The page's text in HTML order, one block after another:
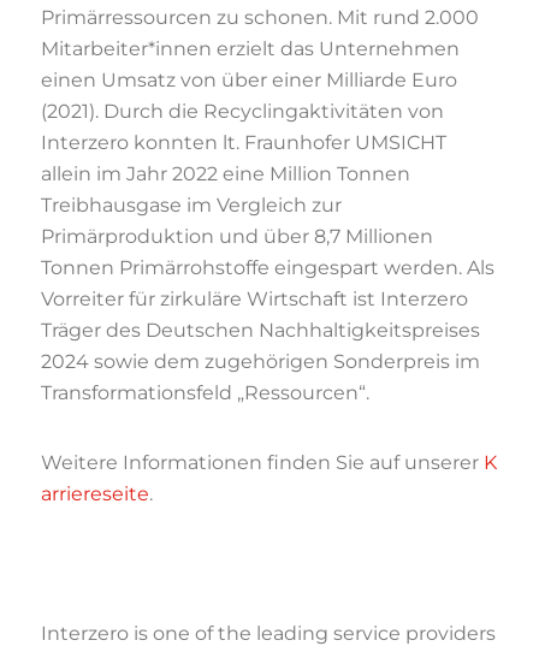
Primärressourcen zu schonen. Mit rund 2.000
Mitarbeiter*innen erzielt das Unternehmen
einen Umsatz von über einer Milliarde Euro
(2021). Durch die Recyclingaktivitäten von
Interzero konnten lt. Fraunhofer UMSICHT
allein im Jahr 2022 eine Million Tonnen
Treibhausgase im Vergleich zur
Primärproduktion und über 8,7 Millionen
Tonnen Primärrohstoffe eingespart werden. Als
Vorreiter für zirkuläre Wirtschaft ist Interzero
Träger des Deutschen Nachhaltigkeitspreises
2024 sowie dem zugehörigen Sonderpreis im
Transformationsfeld „Ressourcen“.
Weitere Informationen finden Sie auf unserer K
arriereseite.
Interzero is one of the leading service providers